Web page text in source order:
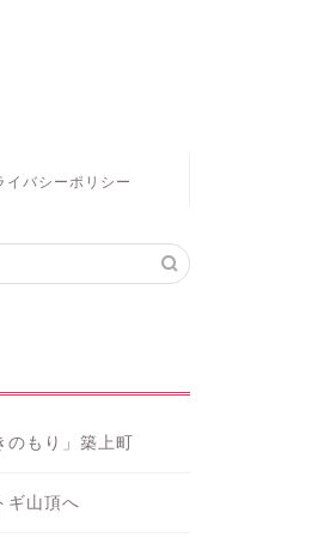
イバシーポリシー
もり」築上町
ギ山頂へ